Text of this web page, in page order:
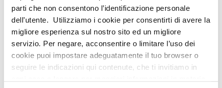
parti che non consentono l’identificazione personale
dell’utente. Utilizziamo i cookie per consentirti di avere la
migliore esperienza sul nostro sito ed un migliore
servizio. Per negare, acconsentire o limitare l’uso dei
cookie puoi impostare adeguatamente il tuo browser o
seguire le indicazioni qui contenute, che ti invitiamo in